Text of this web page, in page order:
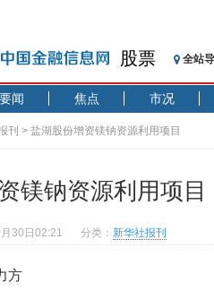
股票 全站
要闻 焦点 市况
刊 > 盐湖股份增资镁钠资源利用项目
镁钠资源利用项目
30日02:21 分类： 新华社报刊
方